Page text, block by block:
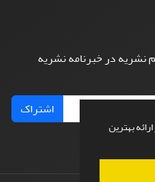
بهترین
نشریه در خبرنامه نشریه
اشتراک